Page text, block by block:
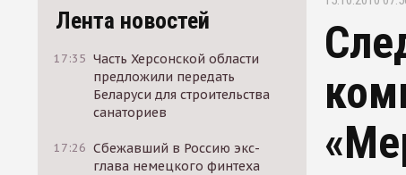
Лента новостей
17:35 Часть Херсонской области
предложили передать
Беларуси для строительства
санаториев
17:26 Сбежавший в Россию экс-
глава немецкого финтеха